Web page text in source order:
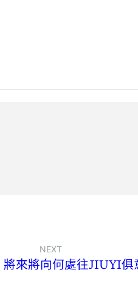
NEXT
來將向何處往JIUYI俱